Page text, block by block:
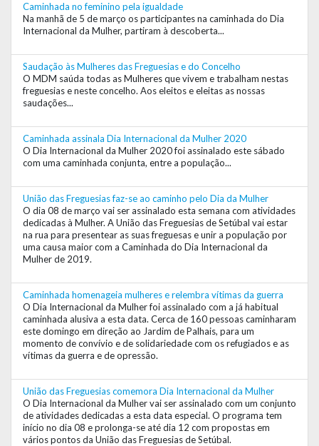
Caminhada no feminino pela igualdade
Na manhã de 5 de março os participantes na caminhada do Dia
Internacional da Mulher, partiram à descoberta...
Saudação às Mulheres das Freguesias e do Concelho
O MDM saúda todas as Mulheres que vivem e trabalham nestas
freguesias e neste concelho. Aos eleitos e eleitas as nossas
saudações...
Caminhada assinala Dia Internacional da Mulher 2020
O Dia Internacional da Mulher 2020 foi assinalado este sábado
com uma caminhada conjunta, entre a população...
União das Freguesias faz-se ao caminho pelo Dia da Mulher
O dia 08 de março vai ser assinalado esta semana com atividades
dedicadas à Mulher. A União das Freguesias de Setúbal vai estar
na rua para presentear as suas freguesas e unir a população por
uma causa maior com a Caminhada do Dia Internacional da
Mulher de 2019.
Caminhada homenageia mulheres e relembra vítimas da guerra
O Dia Internacional da Mulher foi assinalado com a já habitual
caminhada alusiva a esta data. Cerca de 160 pessoas caminharam
este domingo em direção ao Jardim de Palhais, para um
momento de convívio e de solidariedade com os refugiados e as
vítimas da guerra e de opressão.
União das Freguesias comemora Dia Internacional da Mulher
O Dia Internacional da Mulher vai ser assinalado com um conjunto
de atividades dedicadas a esta data especial. O programa tem
início no dia 08 e prolonga-se até dia 12 com propostas em
vários pontos da União das Freguesias de Setúbal.